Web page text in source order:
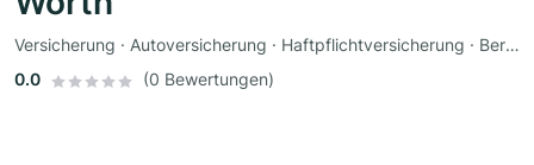
Versicherung · Autoversicherung · Haftpflichtversicherung · Berufsunfähigkeitsversicherung · Lebensversicherung · Pflegeversicherung
0.0
(0 Bewertungen)